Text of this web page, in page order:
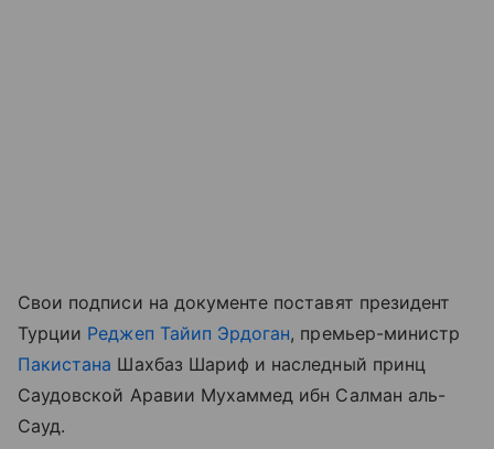
Свои подписи на документе поставят президент
Турции Реджеп Тайип Эрдоган, премьер-министр
Пакистана Шахбаз Шариф и наследный принц
Саудовской Аравии Мухаммед ибн Салман аль-
Сауд.